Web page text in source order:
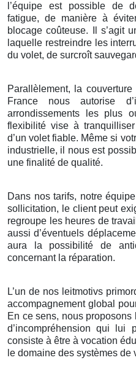
l’équipe est possible de
fatigue, de manière à
blocage coûteuse. Il s’agit
laquelle restreindre les
du volet, de surcroît
Parallèlement, la
France nous autorise
arrondissements les plus
flexibilité vise à
d’un volet fiable. Même si
industrielle, il nous est
une finalité de qualité.
Dans nos tarifs, notre
sollicitation, le client peut
regroupe les heures de
aussi d’éventuels
aura la possibilité de
concernant la réparation.
L’un de nos leitmotivs
accompagnement global
En ce sens, nous
d’incompréhension qui lui
consiste à être à vocation
le domaine des systèmes de